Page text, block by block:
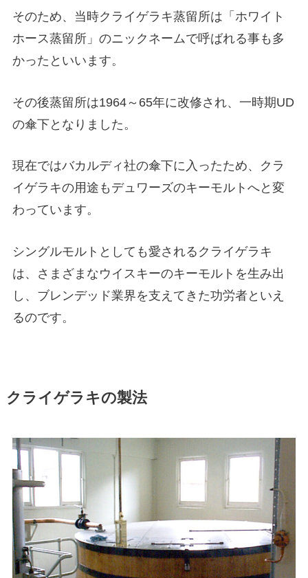
そのため、当時クライゲラキ蒸留所は「ホワイト
ホース蒸留所」のニックネームで呼ばれる事も多
かったといいます。
その後蒸留所は1964～65年に改修され、一時期UD
の傘下となりました。
現在ではバカルディ社の傘下に入ったため、クラ
イゲラキの用途もデュワーズのキーモルトへと変
わっています。
シングルモルトとしても愛されるクライゲラキ
は、さまざまなウイスキーのキーモルトを生み出
し、ブレンデッド業界を支えてきた功労者といえ
るのです。
クライゲラキの製法